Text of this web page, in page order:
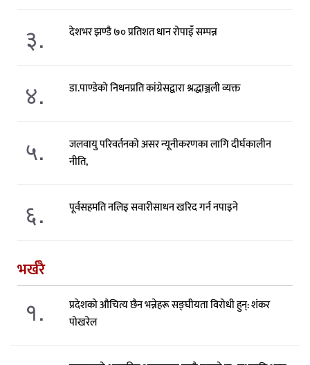
३. देशभर झण्डै ७० प्रतिशत धान रोपाइँ सम्पन्न
४. डा.पाण्डेको निधनप्रति कांग्रेसद्वारा श्रद्धाञ्जली व्यक्त
५.
जलवायु परिवर्तनको असर न्यूनीकरणका लागि दीर्घकालीन
नीति,
६. पूर्वसहमति नलिइ सवारीसाधन खरिद गर्न नपाइने
भर्खरै
१.
प्रदेशको औचित्य छैन भन्नेहरू सङ्घीयता विरोधी हुन्: शंकर
पोखरेल